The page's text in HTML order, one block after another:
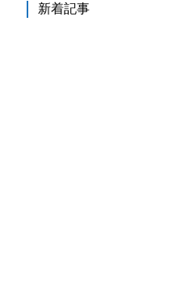
新着記事